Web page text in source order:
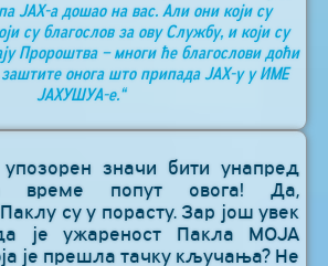
ЈАХ-а дошао на вас. Али они који су
су благослов за ову Службу, и који су
Пророштва – многи ће благослови доћи
онога што припада ЈАХ-у у ИМЕ
ЈАХУШУА-е.“
значи бити унапред
време попут овога! Да,
су у порасту. Зар још увек
је ужареност Пакла МОЈА
је прешла тачку кључања? Не